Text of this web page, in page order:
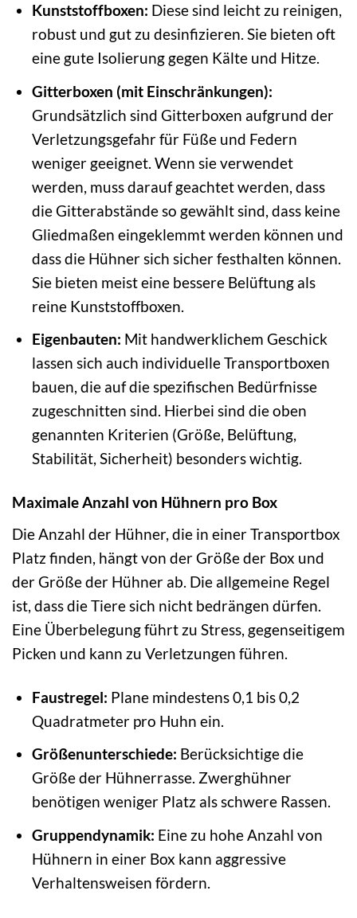
Kunststoffboxen: Diese sind leicht zu reinigen,
robust und gut zu desinfizieren. Sie bieten oft
eine gute Isolierung gegen Kälte und Hitze.
Gitterboxen (mit Einschränkungen):
Grundsätzlich sind Gitterboxen aufgrund der
Verletzungsgefahr für Füße und Federn
weniger geeignet. Wenn sie verwendet
werden, muss darauf geachtet werden, dass
die Gitterabstände so gewählt sind, dass keine
Gliedmaßen eingeklemmt werden können und
dass die Hühner sich sicher festhalten können.
Sie bieten meist eine bessere Belüftung als
reine Kunststoffboxen.
Eigenbauten: Mit handwerklichem Geschick
lassen sich auch individuelle Transportboxen
bauen, die auf die spezifischen Bedürfnisse
zugeschnitten sind. Hierbei sind die oben
genannten Kriterien (Größe, Belüftung,
Stabilität, Sicherheit) besonders wichtig.
Maximale Anzahl von Hühnern pro Box
Die Anzahl der Hühner, die in einer Transportbox
Platz finden, hängt von der Größe der Box und
der Größe der Hühner ab. Die allgemeine Regel
ist, dass die Tiere sich nicht bedrängen dürfen.
Eine Überbelegung führt zu Stress, gegenseitigem
Picken und kann zu Verletzungen führen.
Faustregel: Plane mindestens 0,1 bis 0,2
Quadratmeter pro Huhn ein.
Größenunterschiede: Berücksichtige die
Größe der Hühnerrasse. Zwerghühner
benötigen weniger Platz als schwere Rassen.
Gruppendynamik: Eine zu hohe Anzahl von
Hühnern in einer Box kann aggressive
Verhaltensweisen fördern.